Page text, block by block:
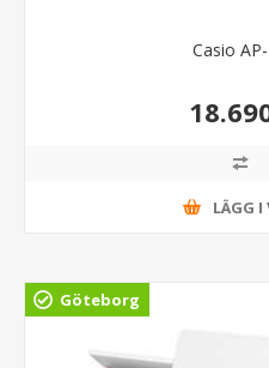
Casio
LÄGG I
Göteborg